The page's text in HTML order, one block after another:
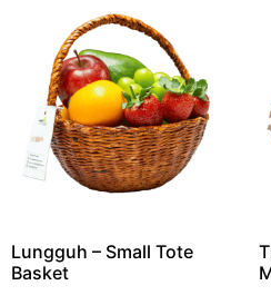
Lungguh – Small Tote
Basket